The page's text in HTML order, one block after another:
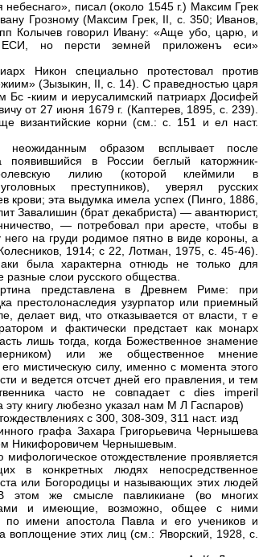
писал (около 1545 г.) Максим Грек
Грозному (Максим Грек, II, с. 350; Иванов,
Колычев говорил Ивану: «Аще убо, царю, и
но персти земней приложенъ еси»
Никон специально протестовал против
(Зызыкин, II, с. 14). С праведностью царя
Бс -киим и иерусалимский патриарх Досифей
от 27 июня 1679 г. (Каптерев, 1895, с. 239).
византийские корни (см.: с. 151 и ел наст.
образом всплывает после
появившийся в России беглый каторжник-
лилию (которой клеймили в
преступников), уверял русских
крови; эта выдумка имела успех (Пинго, 1886,
Завалишин (брат декабриста) — авантюрист,
— потребовал при аресте, чтобы в
на груди родимое пятно в виде короны, а
1914; с 22, Лотман, 1975, с. 45-46).
была характерна отнюдь не только для
слои русского общества.
представлена в Древнем Риме: при
престолонаследия узурпатор или приемный
делает вид, что отказывается от власти, т е
и фактически предстает как монарх
лишь тогда, когда Божественное знамение
или же общественное мнение
мистическую силу, именно с момента этого
и ведется отсчет дней его правления, и тем
часто не совпадает с dies imperil
книгу любезно указал нам М Л Гаспаров)
с 300, 308-309, 311 наст. изд
графа Захара Григорьевича Чернышева
Никифоровичем Чернышевым.
отождествление проявляется
в конкретных людях непосредственное
или Богородицы и называющих этих людей
этом же смысле павликиане (во многих
и имеющие, возможно, общее с ними
по имени апостола Павла и его учеников и
воплощение этих лиц (см.: Яворский, 1928, с.